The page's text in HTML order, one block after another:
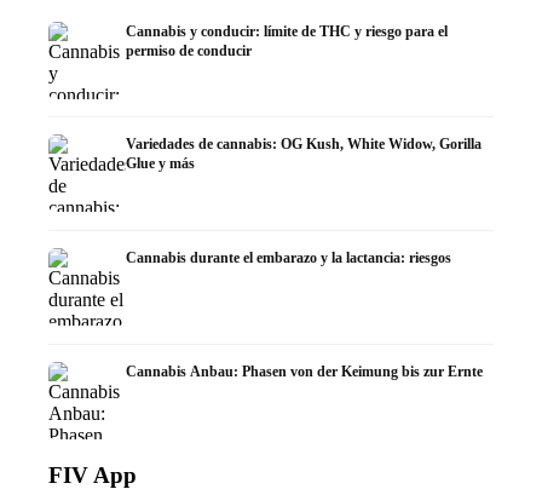
Cannabis y conducir: límite de THC y riesgo para el
permiso de conducir
Variedades de cannabis: OG Kush, White Widow, Gorilla
Glue y más
Cannabis durante el embarazo y la lactancia: riesgos
Cannabis Anbau: Phasen von der Keimung bis zur Ernte
FIV App